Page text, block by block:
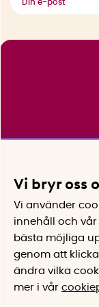
Vi bryr oss
Vi använder
innehåll och
bästa möjliga
genom att
ändra vilka
mer i vår